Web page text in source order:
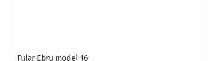
Fular Ebru model-16